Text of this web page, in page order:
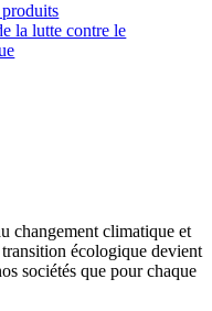
la lutte contre le
changement climatique et
écologique devient
sociétés que pour chaque